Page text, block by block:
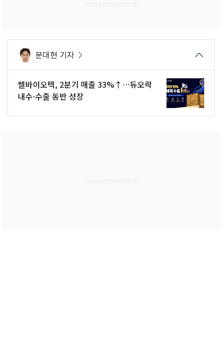
문대현 기자
쎌바이오텍, 2분기 매출 33%↑…듀오락
내수·수출 동반 성장